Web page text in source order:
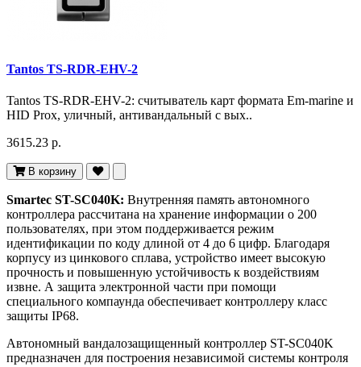
Tantos TS-RDR-EHV-2
Tantos TS-RDR-EHV-2: считыватель карт формата Em-marine и
HID Prox, уличный, антивандальный с вых..
3615.23 р.
В корзину
Smartec ST-SC040K: Внутренняя память автономного
контроллера рассчитана на хранение информации о 200
пользователях, при этом поддерживается режим
идентификации по коду длиной от 4 до 6 цифр. Благодаря
корпусу из цинкового сплава, устройство имеет высокую
прочность и повышенную устойчивость к воздействиям
извне. А защита электронной части при помощи
специального компаунда обеспечивает контроллеру класс
защиты IP68.
Автономный вандалозащищенный контроллер ST-SC040K
предназначен для построения независимой системы контроля